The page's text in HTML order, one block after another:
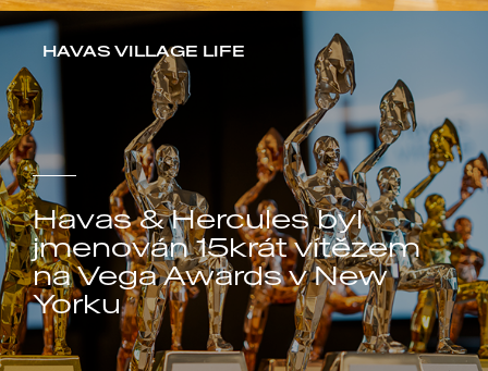
HAVAS VILLAGE LIFE
Havas & Hercules byl
jmenován 15krát vítězem
na Vega Awards v New
Yorku